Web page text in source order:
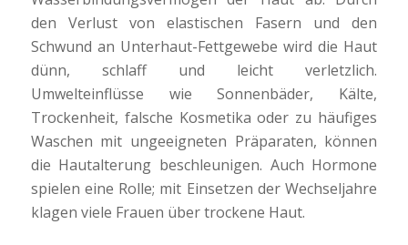
den Verlust von elastischen Fasern und den
Schwund an Unterhaut-Fettgewebe wird die Haut
dünn, schlaff und leicht verletzlich.
Umwelteinflüsse wie Sonnenbäder, Kälte,
Trockenheit, falsche Kosmetika oder zu häufiges
Waschen mit ungeeigneten Präparaten, können
die Hautalterung beschleunigen. Auch Hormone
spielen eine Rolle; mit Einsetzen der Wechseljahre
klagen viele Frauen über trockene Haut.